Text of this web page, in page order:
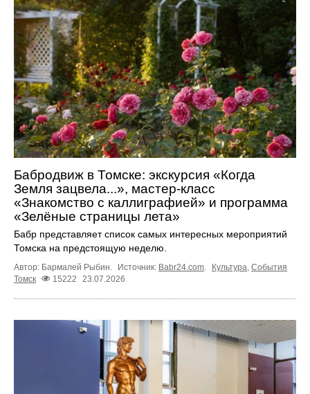
Бабродвиж в Томске: экскурсия «Когда
Земля зацвела...», мастер-класс
«Знакомство с каллиграфией» и программа
«Зелёные страницы лета»
Бабр представляет список самых интересных мероприятий
Томска на предстоящую неделю.
Автор: Бармалей Рыбин. Источник: Babr24.com. Культура, События
Томск
15222 23.07.2026